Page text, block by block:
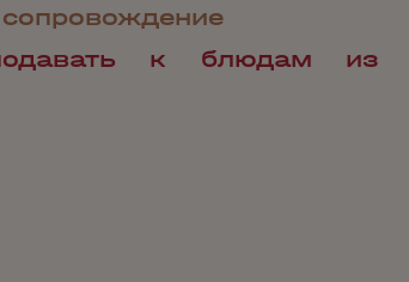
к блюдам из